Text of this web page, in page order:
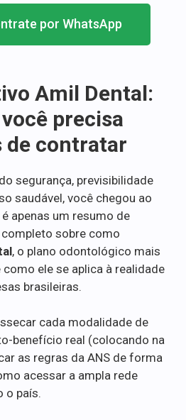
por WhatsApp
Amil Dental:
precisa
de contratar
segurança, previsibilidade
saudável, você chegou ao
apenas um resumo de
sobre como
, o plano odontológico mais
ele se aplica à realidade
brasileiras.
cada modalidade de
benefício real (colocando na
as regras da ANS de forma
acessar a ampla rede
o país.